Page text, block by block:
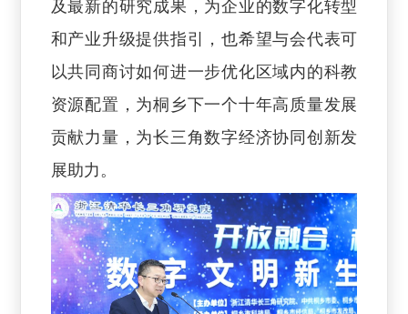
及最新的研究成果，为企业的数字化转型
和产业升级提供指引，也希望与会代表可
以共同商讨如何进一步优化区域内的科教
资源配置，为桐乡下一个十年高质量发展
贡献力量，为长三角数字经济协同创新发
展助力。